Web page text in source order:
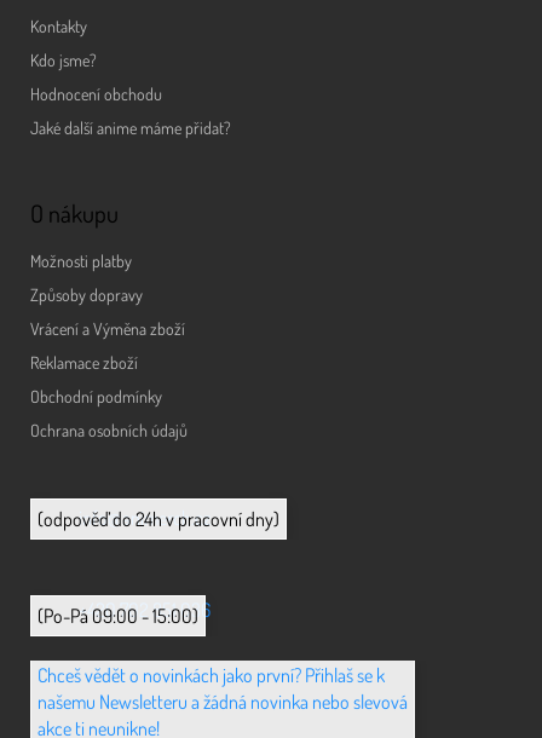
Kontakty
Kdo jsme?
Hodnocení obchodu
Jaké další anime máme přidat?
O nákupu
Možnosti platby
Způsoby dopravy
Vrácení a Výměna zboží
Reklamace zboží
Obchodní podmínky
Ochrana osobních údajů
info@animerch.cz
(odpověď do 24h v pracovní dny)
+420 702 851 036
(Po-Pá 09:00 - 15:00)
Chceš vědět o novinkách jako první? Přihlaš se k
našemu Newsletteru a žádná novinka nebo slevová
akce ti neunikne!